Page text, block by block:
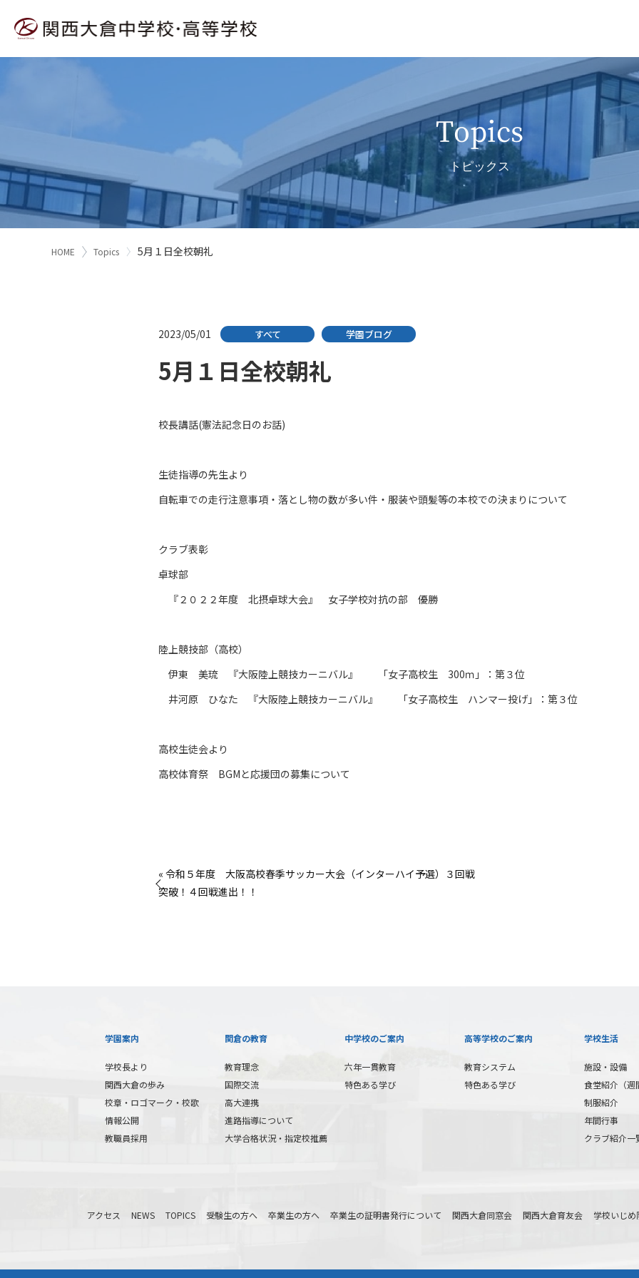
Topics
トピックス
HOME Topics 5月１日全校朝礼
2023/05/01 すべて 学園ブログ
5月１日全校朝礼
校長講話(憲法記念日のお話)
生徒指導の先生より
自転車での走行注意事項・落とし物の数が多い件・服装や頭髪等の本校での決まりについて
クラブ表彰
卓球部
『２０２２年度 北摂卓球大会』 女子学校対抗の部 優勝
陸上競技部（高校）
伊東 美琉 『大阪陸上競技カーニバル』 「女子高校生 300ｍ」：第３位
井河原 ひなた 『大阪陸上競技カーニバル』 「女子高校生 ハンマー投げ」：第３位
高校生徒会より
高校体育祭 BGMと応援団の募集について
« 令和５年度 大阪高校春季サッカー大会（インターハイ予選）３回戦
突破！４回戦進出！！
学園案内
学校長より
関西大倉の歩み
校章・ロゴマーク・校歌
情報公開
教職員採用
関倉の教育
教育理念
国際交流
高大連携
進路指導について
大学合格状況・指定校推薦
中学校のご案内
六年一貫教育
特色ある学び
高等学校のご案内
教育システム
特色ある学び
学校生活
施設・設備
食堂紹介（週
制服紹介
年間行事
クラブ紹介一
アクセス NEWS TOPICS 受験生の方へ 卒業生の方へ 卒業生の証明書発行について 関西大倉同窓会 関西大倉育友会 学校いじ